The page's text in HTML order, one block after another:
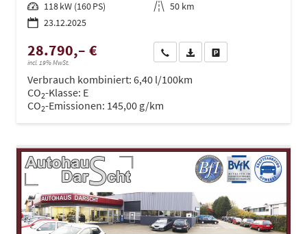
Leistung 118 kW (160 PS) Kilometerstand 50 km
23.12.2025
28.790,– €
incl. 19% MwSt.
Wir rufen Sie anPDF-Datei, Fahrzeugexposé
Verbrauch kombiniert: 6,40 l/100km
CO2-Klasse: E
CO2-Emissionen: 145,00 g/km